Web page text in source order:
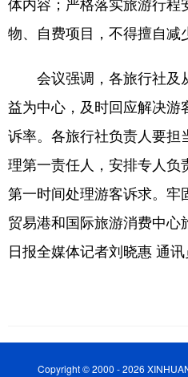
物、自费项目，不得擅自减
会议强调，各旅行社及
益为中心，及时回应解决游
诉率。各旅行社负责人要担
理第一责任人，安排专人负
第一时间处理游客诉求。牢
贸易港和国际旅游消费中心
日报全媒体记者刘晓惠 通讯
Copyright © 2000 - 2026